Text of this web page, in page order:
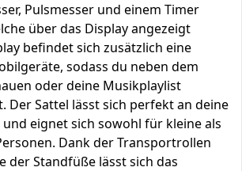
Pulsmesser und einem Timer
über das Display angezeigt
befindet sich zusätzlich eine
sodass du neben dem
oder deine Musikplaylist
Der Sattel lässt sich perfekt an deine
eignet sich sowohl für kleine als
Dank der Transportrollen
der Standfüße lässt sich das